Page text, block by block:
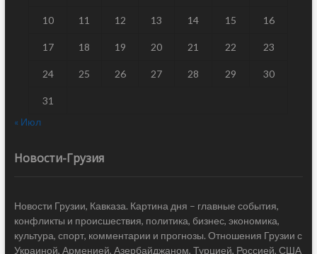
10 11 12 13 14 15 16
17 18 19 20 21 22 23
24 25 26 27 28 29 30
31
« Июл
Новости-Грузия
Новости Грузии, Кавказа. Картина дня – главные события,
конфликты и происшествия, политика, бизнес, экономика,
культура, спорт, комментарии и прогнозы. Отношения Грузии с
Украиной, Арменией, Азербайджаном, Турцией, Россией, США